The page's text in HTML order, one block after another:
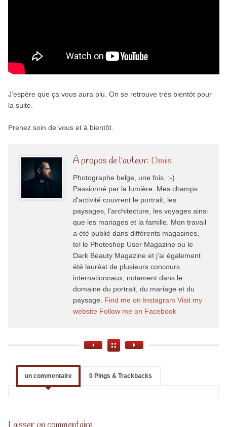
J’espère que ça vous aura plu. On se retrouve très bientôt pour
la suite.
Prenez soin de vous et à bientôt.
À propos de l'auteur: Denis
Photographe belge, une fois. :-)
Passionné par la lumière. Mes champs
d'activité couvrent le portrait, les
paysages, l'architecture, les voyages ainsi
que les mariages et la famille. Mon travail
a été publié dans différents magasines,
tel le Photoshop User Magazine ou le
Dark Beauty Magazine et j'ai également
été lauréat de plusieurs concours
internationnaux, notament dans le
domaine du portrait, du mariage et du
paysage. Find me on Instagram Visit my
website Follow me on Facebook
un commentaire 0 Pings & Trackbacks